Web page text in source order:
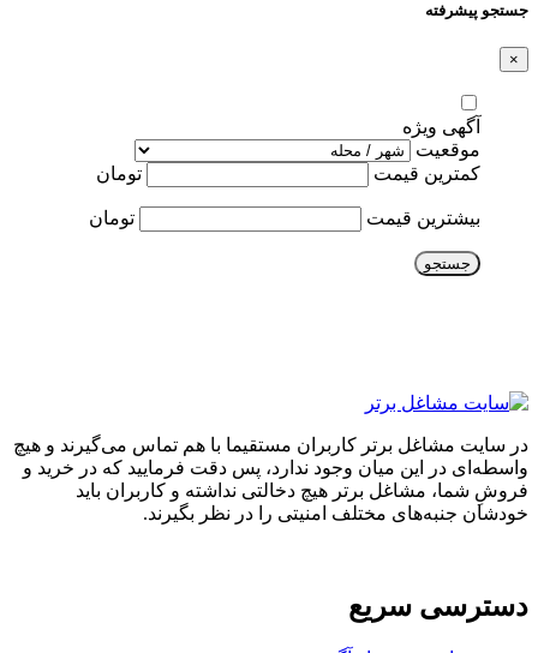
جستجو پیشرفته
×
آگهی ویژه
موقعیت
کمترین قیمت
تومان
بیشترین قیمت تومان
جستجو
در سایت مشاغل برتر کاربران مستقیما با هم تماس می‌گیرند و هیچ
واسطه‌ای در این میان وجود ندارد، پس دقت فرمایید که در خرید و
فروشِ شما، مشاغل برتر هیچ دخالتی نداشته و کاربران باید
خودشان جنبه‌های مختلف امنیتی را در نظر بگیرند.
دسترسی سریع